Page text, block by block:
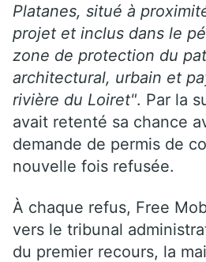
Platanes, situé à
projet et inclus dans le
zone de protection du
architectural, urbain et
rivière du Loiret". Par la
avait retenté sa chance
demande de permis de
nouvelle fois refusée.
À chaque refus, Free
vers le tribunal
du premier recours, la